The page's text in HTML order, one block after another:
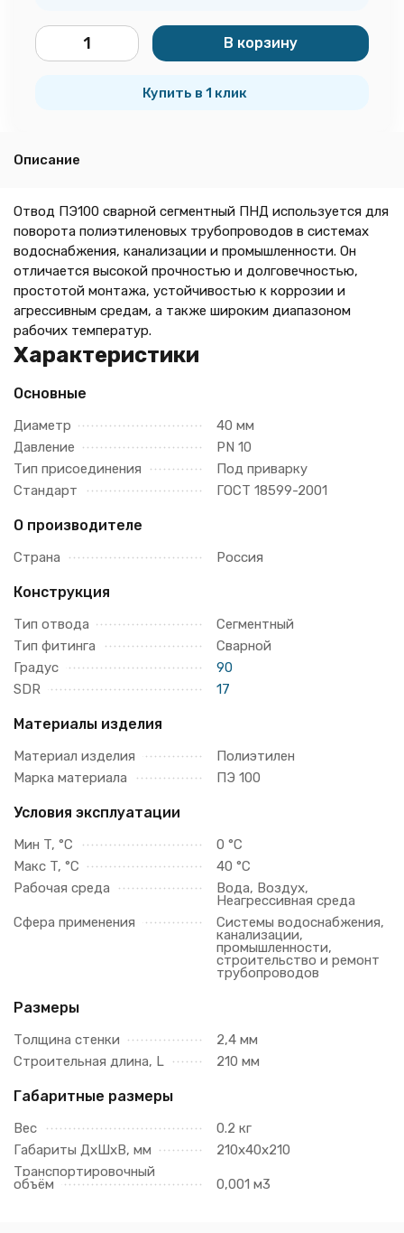
В корзину
Купить в 1 клик
Описание
Отвод ПЭ100 сварной сегментный ПНД используется для
поворота полиэтиленовых трубопроводов в системах
водоснабжения, канализации и промышленности. Он
отличается высокой прочностью и долговечностью,
простотой монтажа, устойчивостью к коррозии и
агрессивным средам, а также широким диапазоном
рабочих температур.
Характеристики
Основные
Диаметр
40 мм
Давление
PN 10
Тип присоединения
Под приварку
Стандарт
ГОСТ 18599-2001
О производителе
Страна Россия
Конструкция
Тип отвода
Сегментный
Тип фитинга
Сварной
Градус
90
SDR
17
Материалы изделия
Материал изделия
Полиэтилен
Марка материала
ПЭ 100
Условия эксплуатации
Мин T, °C
0 °C
Макс T, °C
40 °C
Рабочая среда
Вода, Воздух,
Неагрессивная среда
Сфера применения
Системы водоснабжения,
канализации,
промышленности,
строительство и ремонт
трубопроводов
Размеры
Толщина стенки
2,4 мм
Строительная длина, L
210 мм
Габаритные размеры
Вес
0.2 кг
Габариты ДхШхВ, мм
210х40х210
Транспортировочный
объём 0,001 м3